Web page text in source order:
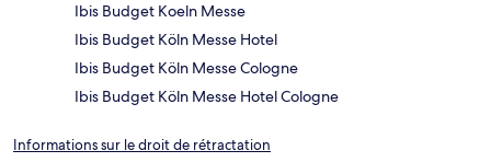
Ibis Budget Koeln Messe
Ibis Budget Köln Messe Hotel
Ibis Budget Köln Messe Cologne
Ibis Budget Köln Messe Hotel Cologne
Informations sur le droit de rétractation